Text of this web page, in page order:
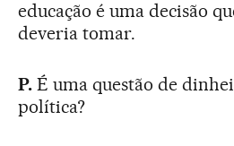
educação é uma decisão
deveria tomar.
P. É uma questão de
política?